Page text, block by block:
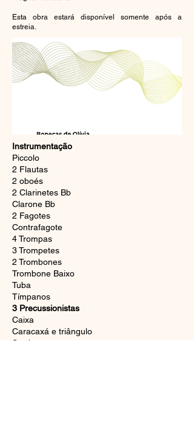
Esta obra estará disponível somente após a
estreia.
Instrumentação
Piccolo
2 Flautas
2 oboés
2 Clarinetes Bb
Clarone Bb
2 Fagotes
Contrafagote
4 Trompas
3 Trompetes
2 Trombones
Trombone Baixo
Tuba
Tímpanos
3 Precussionistas
Caixa
Caracaxá e triângulo
Surdo